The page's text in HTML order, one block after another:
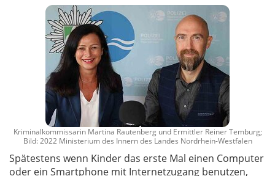
Kriminalkommissarin Martina Rautenberg und Ermittler Reiner Temburg;
Bild: 2022 Ministerium des Innern des Landes Nordrhein-Westfalen
Spätestens wenn Kinder das erste Mal einen Computer
oder ein Smartphone mit Internetzugang benutzen,